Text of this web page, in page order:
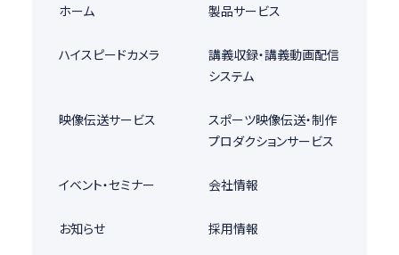
ホーム 製品サービス
ハイスピードカメラ
講義収録・講義動画配信
システム
映像伝送サービス
スポーツ映像伝送・制作
プロダクションサービス
イベント・セミナー 会社情報
お知らせ 採用情報